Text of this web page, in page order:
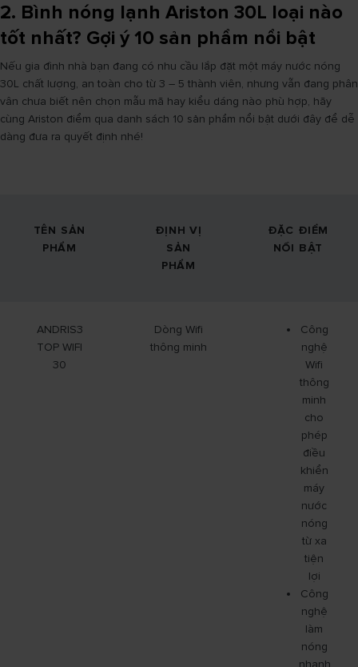
2. Bình nóng lạnh Ariston 30L loại nào
tốt nhất? Gợi ý 10 sản phẩm nổi bật
Nếu gia đình nhà bạn đang có nhu cầu lắp đặt một máy nước nóng
30L chất lượng, an toàn cho từ 3 – 5 thành viên, nhưng vẫn đang phân
vân chưa biết nên chọn mẫu mã hay kiểu dáng nào phù hợp, hãy
cùng Ariston điểm qua danh sách 10 sản phẩm nổi bật dưới đây để dễ
dàng đưa ra quyết định nhé!
TÊN SẢN
PHẨM
ĐỊNH VỊ
SẢN
PHẨM
ĐẶC ĐIỂM
NỔI BẬT
ANDRIS3
TOP WIFI
30
Dòng Wifi
thông minh
Công
nghệ
Wifi
thông
minh
cho
phép
điều
khiển
máy
nước
nóng
từ xa
tiện
lợi
Công
nghệ
làm
nóng
nhanh